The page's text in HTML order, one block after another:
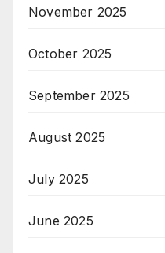
November 2025
October 2025
September 2025
August 2025
July 2025
June 2025